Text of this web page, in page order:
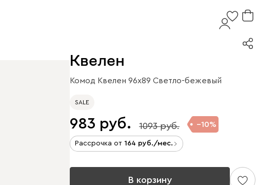
Квелен
Комод Квелен 96x89 Светло-бежевый
SALE
983 1093 10
Рассрочка от 164 /мес.
В корзину